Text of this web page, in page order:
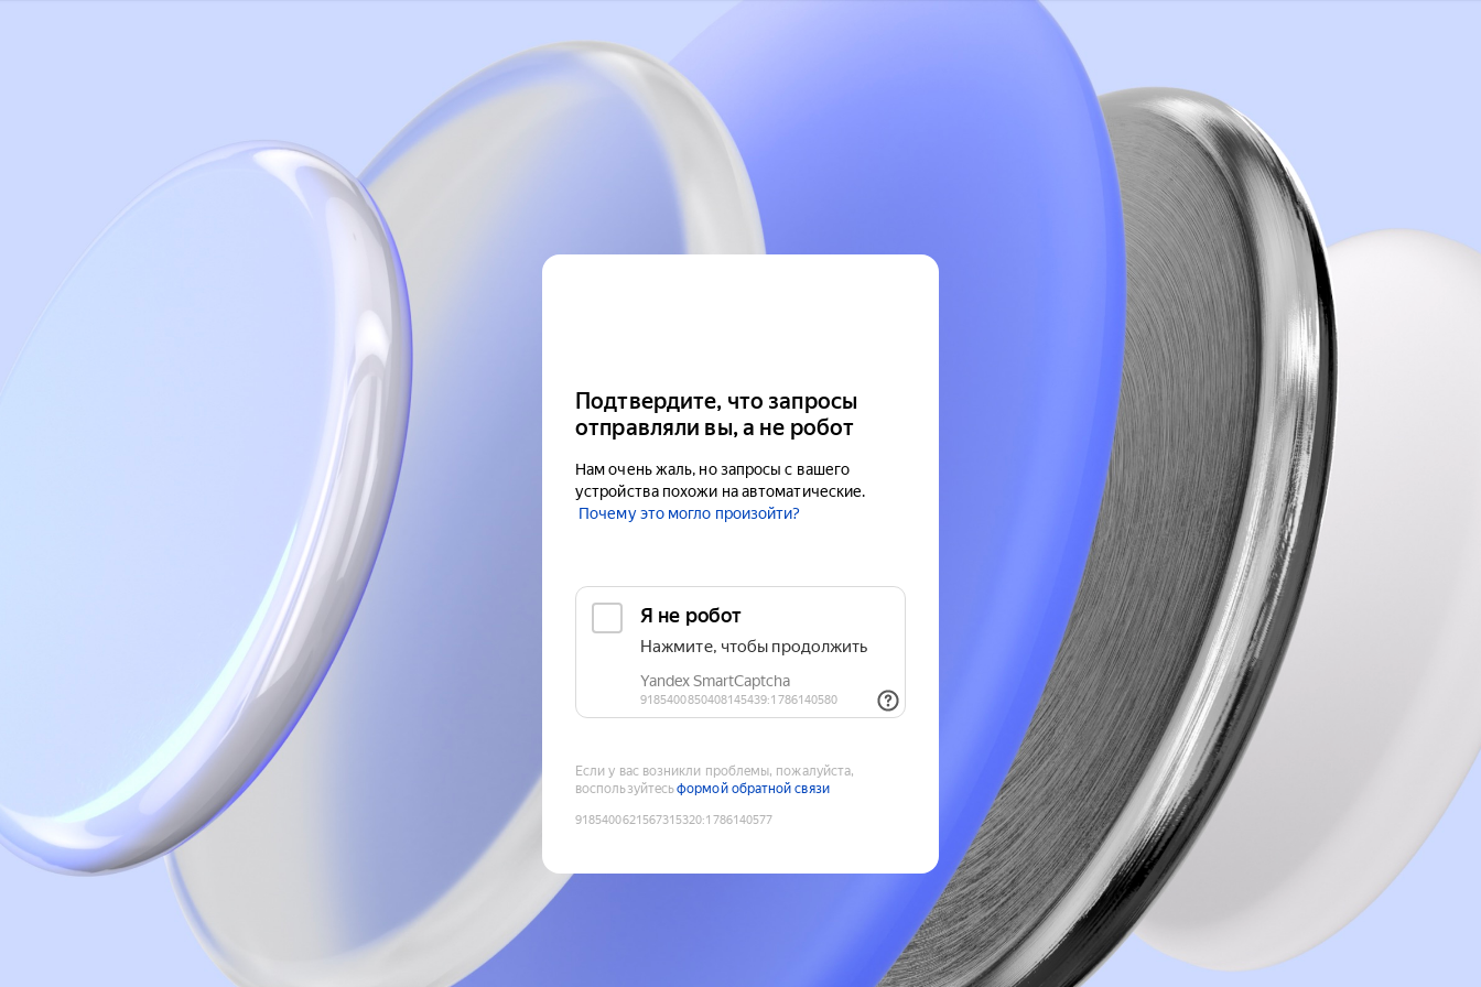
Подтвердите, что запросы
отправляли вы, а не робот
Нам очень жаль, но запросы с вашего
устройства похожи на автоматические.
Почему это могло произойти?
Если у вас возникли проблемы, пожалуйста,
воспользуйтесьформой обратной связи
9185400621567315320:1786140577